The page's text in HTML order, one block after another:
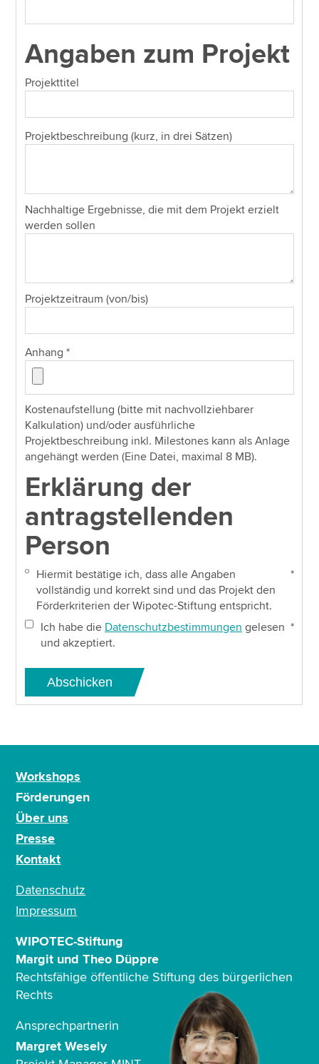
Angaben zum Projekt
Projekttitel
Projektbeschreibung (kurz, in drei Sätzen)
Nachhaltige Ergebnisse, die mit dem Projekt erzielt
werden sollen
Projektzeitraum (von/bis)
Anhang *
Kostenaufstellung (bitte mit nachvollziehbarer
Kalkulation) und/oder ausführliche
Projektbeschreibung inkl. Milestones kann als Anlage
angehängt werden (Eine Datei, maximal 8 MB).
Erklärung der
antragstellenden
Person
Hiermit bestätige ich, dass alle Angaben
vollständig und korrekt sind und das Projekt den
Förderkriterien der Wipotec-Stiftung entspricht.
*
Ich habe die Datenschutzbestimmungen gelesen
und akzeptiert.
*
Abschicken
Workshops
Förderungen
Über uns
Presse
Kontakt
Datenschutz
Impressum
WIPOTEC-Stiftung
Margit und Theo Düppre
Rechtsfähige öffentliche Stiftung des bürgerlichen
Rechts
Ansprechpartnerin
Margret Wesely